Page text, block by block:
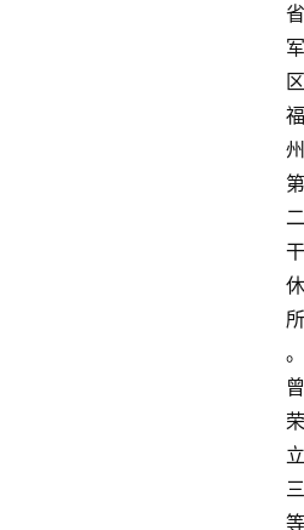
省
军
区
福
州
第
二
干
休
所
。
曾
荣
立
三
等